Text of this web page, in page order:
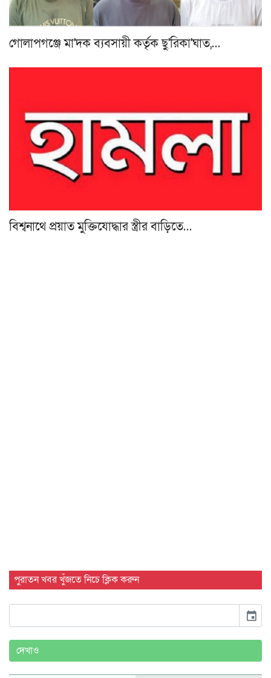
গোলাপগঞ্জে মা'দক ব্যবসায়ী কর্তৃক ছু'রিকা'ঘাত,…
বিশ্বনাথে প্রয়াত মুক্তিযোদ্ধার স্ত্রীর বাড়িতে…
পুরাতন খবর খুঁজতে নিচে ক্লিক করুন
event
দেখাও